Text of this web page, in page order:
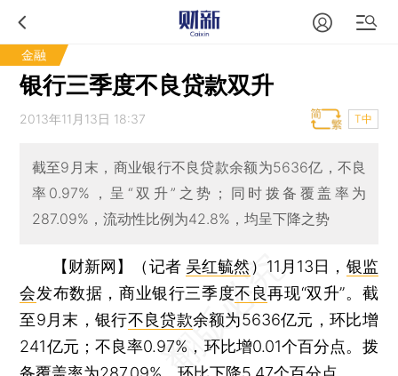
金融
银行三季度不良贷款双升
2013年11月13日 18:37 T中
截至9月末，商业银行不良贷款余额为5636亿，不良
率0.97%，呈“双升”之势；同时拨备覆盖率为
287.09%，流动性比例为42.8%，均呈下降之势
【财新网】（记者 吴红毓然 ） 11月13日， 银监
会发布数据，商业银行三季度不良再现“双升”。截
至9月末，银行不良贷款余额为5636亿元，环比增
241亿元；不良率0.97%，环比增0.01个百分点。拨